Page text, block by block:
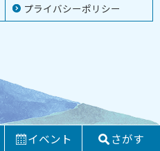
プライバシーポリシー
イベント さがす